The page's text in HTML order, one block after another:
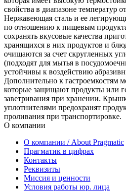
свойства в диапазоне температур
Нержавеющая сталь и ее
по отношению к пищевым
сохранять вкусовые качества
хранящихся в них продуктов и
очищаются за счет скругленных
(подходят для мытья в
устойчивы к воздействию
Дополнительно к гастроемкостям
которые защищают продукты или
заветривания при хранении.
уплотнителями предохранят
проливания при транспортировке.
О компании
О компании / About Pragmatic
Прагматик в цифрах
Контакты
Реквизиты
Миссия и ценности
Условия работы юр. лица